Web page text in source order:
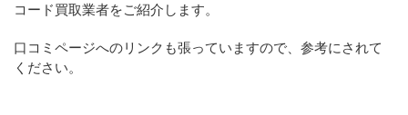
コード買取業者をご紹介します。
口コミページへのリンクも張っていますので、参考にされて
ください。